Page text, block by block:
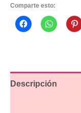
Comparte esto:
Descripción